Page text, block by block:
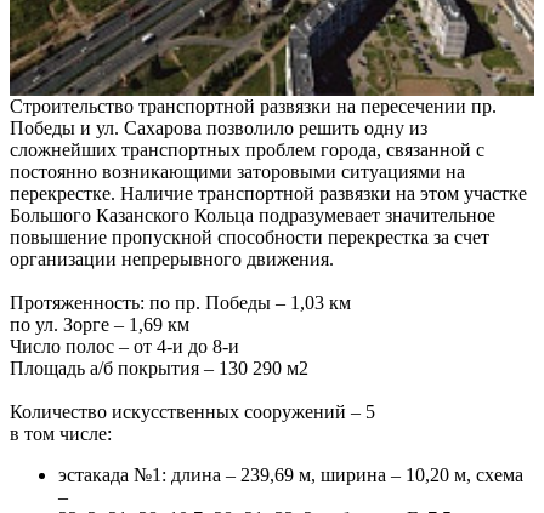
Строительство транспортной развязки на пересечении пр.
Победы и ул. Сахарова позволило решить одну из
сложнейших транспортных проблем города, связанной с
постоянно возникающими заторовыми ситуациями на
перекрестке. Наличие транспортной развязки на этом участке
Большого Казанского Кольца подразумевает значительное
повышение пропускной способности перекрестка за счет
организации непрерывного движения.
Протяженность: по пр. Победы – 1,03 км
по ул. Зорге – 1,69 км
Число полос – от 4-и до 8-и
Площадь а/б покрытия – 130 290 м2
Количество искусственных сооружений – 5
в том числе:
эстакада №1: длина – 239,69 м, ширина – 10,20 м, схема
–